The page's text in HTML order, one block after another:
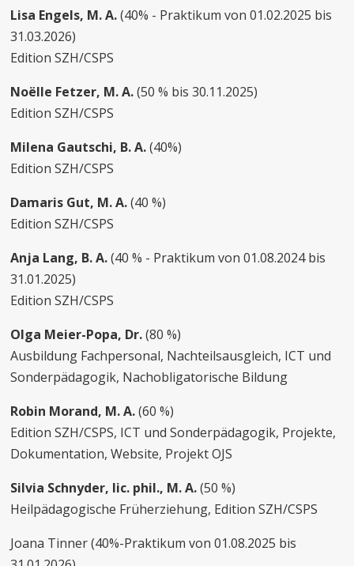
Lisa Engels, M. A.(40% - Praktikum von 01.02.2025 bis
31.03.2026)
Edition SZH/CSPS
Noëlle Fetzer, M. A.(50 % bis 30.11.2025)
Edition SZH/CSPS
Milena Gautschi, B. A.(40%)
Edition SZH/CSPS
Damaris Gut, M. A.(40 %)
Edition SZH/CSPS
Anja Lang, B. A.(40 % - Praktikum von 01.08.2024 bis
31.01.2025)
Edition SZH/CSPS
Olga Meier-Popa, Dr.(80 %)
Ausbildung Fachpersonal, Nachteilsausgleich, ICT und
Sonderpädagogik, Nachobligatorische Bildung
Robin Morand, M. A.(60 %)
Edition SZH/CSPS, ICT und Sonderpädagogik, Projekte,
Dokumentation, Website, Projekt OJS
Silvia Schnyder, lic. phil., M. A.(50 %)
Heilpädagogische Früherziehung, Edition SZH/CSPS
Joana Tinner (40%-Praktikum von 01.08.2025 bis